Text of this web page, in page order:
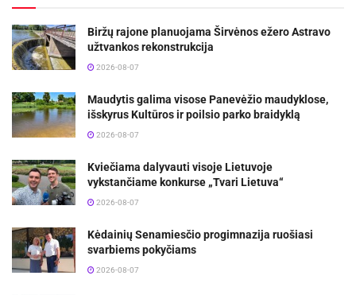
Biržų rajone planuojama Širvėnos ežero Astravo
užtvankos rekonstrukcija
2026-08-07
Maudytis galima visose Panevėžio maudyklose,
išskyrus Kultūros ir poilsio parko braidyklą
2026-08-07
Kviečiama dalyvauti visoje Lietuvoje
vykstančiame konkurse „Tvari Lietuva“
2026-08-07
Kėdainių Senamiesčio progimnazija ruošiasi
svarbiems pokyčiams
2026-08-07